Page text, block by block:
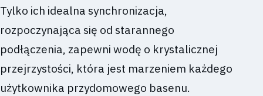
Tylko ich idealna synchronizacja,
rozpoczynająca się od starannego
podłączenia, zapewni wodę o krystalicznej
przejrzystości, która jest marzeniem każdego
użytkownika przydomowego basenu.